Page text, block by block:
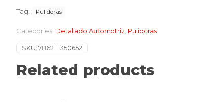
Tag: Pulidoras
Categories: Detallado Automotriz Pulidoras
SKU: 7862111350652
Related products